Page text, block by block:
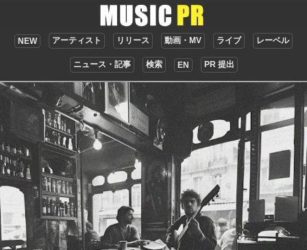
NEW アーティスト リリース 動画・MV ライブ レーベル
ニュース・記事 検索 EN PR 提出